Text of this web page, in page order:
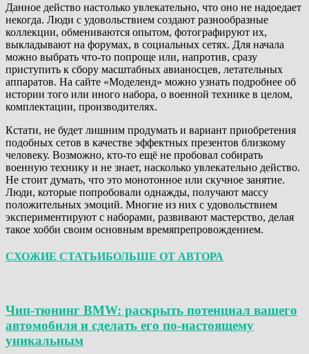
Данное действо настолько увлекательно, что оно не надоедает
некогда. Люди с удовольствием создают разнообразные
коллекции, обмениваются опытом, фотографируют их,
выкладывают на форумах, в социальных сетях. Для начала
можно выбрать что-то попроще или, напротив, сразу
приступить к сбору масштабных авианосцев, летательных
аппаратов. На сайте «Моделенд» можно узнать подробнее об
истории того или иного набора, о военной технике в целом,
комплектации, производителях.
Кстати, не будет лишним продумать и вариант приобретения
подобных сетов в качестве эффектных презентов близкому
человеку. Возможно, кто-то ещё не пробовал собирать
военную технику и не знает, насколько увлекательно действо.
Не стоит думать, что это монотонное или скучное занятие.
Люди, которые попробовали однажды, получают массу
положительных эмоций. Многие из них с удовольствием
экспериментируют с наборами, развивают мастерство, делая
такое хобби своим основным времяпрепровождением.
СХОЖИЕ СТАТЬИБОЛЬШЕ ОТ АВТОРА
Чип-тюнинг BMW: раскрыть потенциал вашего
автомобиля и сделать его по-настоящему
уникальным